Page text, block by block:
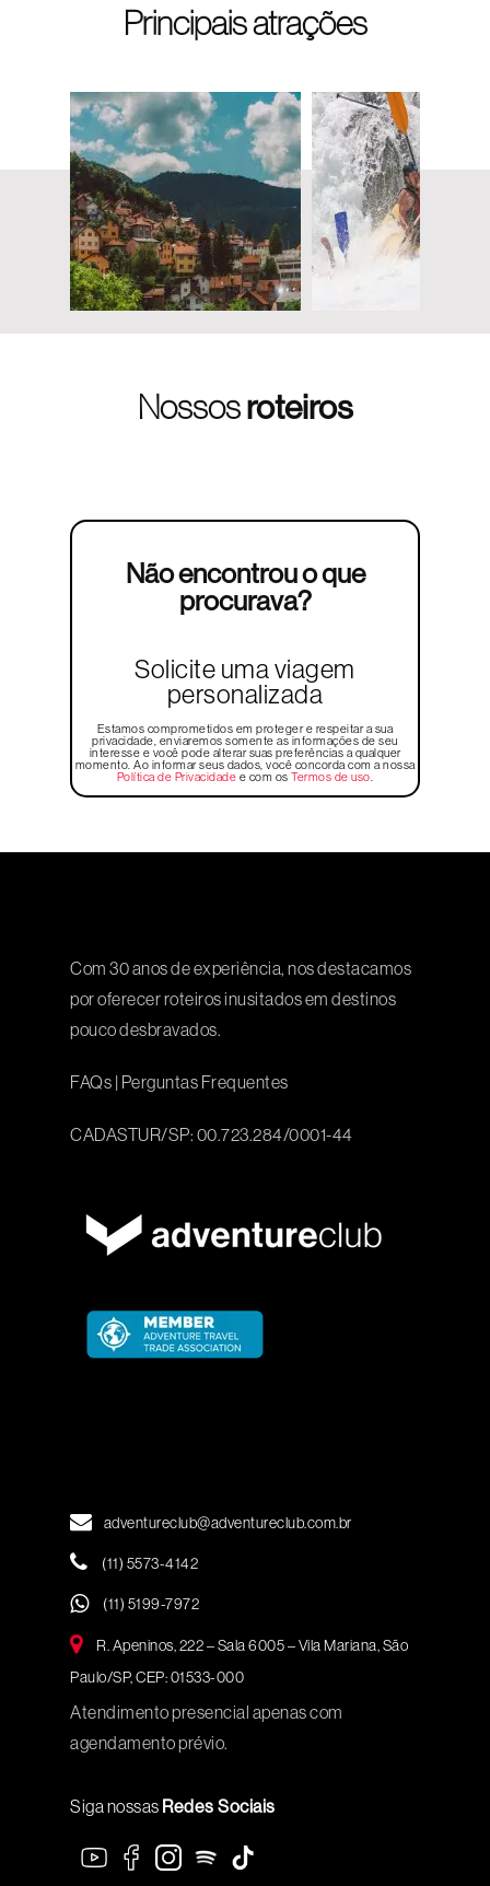
Principais atrações
Nossosroteiros
Não encontrou o que
procurava?
Solicite uma viagem
personalizada
Estamos comprometidos em proteger e respeitar a sua
privacidade, enviaremos somente as informações de seu
interesse e você pode alterar suas preferências a qualquer
momento. Ao informar seus dados, você concorda com a nossa
Política de Privacidade e com osTermos de uso
Com 30 anos de experiência, nos destacamos
por oferecer roteiros inusitados em destinos
pouco desbravados.
FAQs | Perguntas Frequentes
CADASTUR/SP: 00.723.284/0001-44
adventureclub@adventureclub.com.br
(11) 5573-4142
(11) 5199-7972
R. Apeninos, 222 – Sala 6005 – Vila Mariana, São
Paulo/SP, CEP: 01533-000
Atendimento presencial apenas com
agendamento prévio.
Siga nossas Redes Sociais